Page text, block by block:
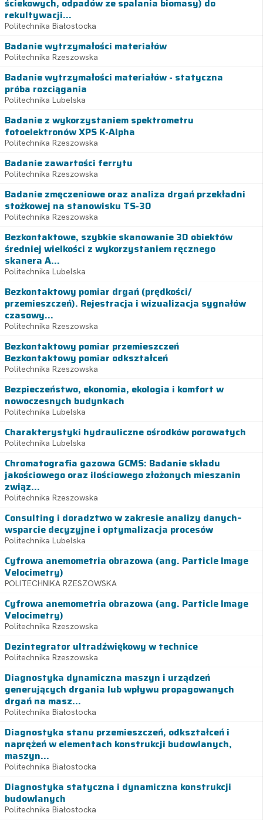
ściekowych, odpadów ze spalania biomasy) do
rekultywacji...
Politechnika Białostocka
Badanie wytrzymałości materiałów
Politechnika Rzeszowska
Badanie wytrzymałości materiałów - statyczna
próba rozciągania
Politechnika Lubelska
Badanie z wykorzystaniem spektrometru
fotoelektronów XPS K-Alpha
Politechnika Rzeszowska
Badanie zawartości ferrytu
Politechnika Rzeszowska
Badanie zmęczeniowe oraz analiza drgań przekładni
stożkowej na stanowisku TS-30
Politechnika Rzeszowska
Bezkontaktowe, szybkie skanowanie 3D obiektów
średniej wielkości z wykorzystaniem ręcznego
skanera A...
Politechnika Lubelska
Bezkontaktowy pomiar drgań (prędkości/
przemieszczeń). Rejestracja i wizualizacja sygnałów
czasowy...
Politechnika Rzeszowska
Bezkontaktowy pomiar przemieszczeń
Bezkontaktowy pomiar odkształceń
Politechnika Rzeszowska
Bezpieczeństwo, ekonomia, ekologia i komfort w
nowoczesnych budynkach
Politechnika Lubelska
Charakterystyki hydrauliczne ośrodków porowatych
Politechnika Lubelska
Chromatografia gazowa GCMS: Badanie składu
jakościowego oraz ilościowego złożonych mieszanin
związ...
Politechnika Rzeszowska
Consulting i doradztwo w zakresie analizy danych–
wsparcie decyzyjne i optymalizacja procesów
Politechnika Lubelska
Cyfrowa anemometria obrazowa (ang. Particle Image
Velocimetry)
POLITECHNIKA RZESZOWSKA
Cyfrowa anemometria obrazowa (ang. Particle Image
Velocimetry)
Politechnika Rzeszowska
Dezintegrator ultradźwiękowy w technice
Politechnika Rzeszowska
Diagnostyka dynamiczna maszyn i urządzeń
generujących drgania lub wpływu propagowanych
drgań na masz...
Politechnika Białostocka
Diagnostyka stanu przemieszczeń, odkształceń i
naprężeń w elementach konstrukcji budowlanych,
maszyn...
Politechnika Białostocka
Diagnostyka statyczna i dynamiczna konstrukcji
budowlanych
Politechnika Białostocka